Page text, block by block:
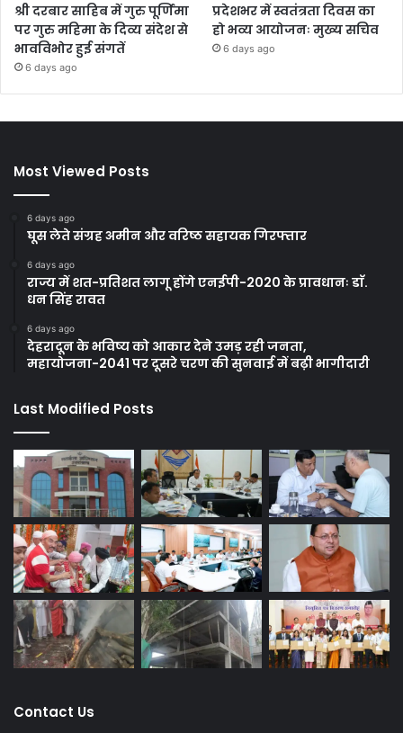
श्री दरबार साहिब में गुरु पूर्णिमा
पर गुरु महिमा के दिव्य संदेश से
भावविभोर हुई संगतें
6 days ago
प्रदेशभर में स्वतंत्रता दिवस का
हो भव्य आयोजनः मुख्य सचिव
6 days ago
Most Viewed Posts
6 days ago
घूस लेते संग्रह अमीन और वरिष्ठ सहायक गिरफ्तार
6 days ago
राज्य में शत-प्रतिशत लागू होंगे एनईपी-2020 के प्रावधानः डाॅ.
धन सिंह रावत
6 days ago
देहरादून के भविष्य को आकार देने उमड़ रही जनता,
महायोजना-2041 पर दूसरे चरण की सुनवाई में बढ़ी भागीदारी
Last Modified Posts
Contact Us